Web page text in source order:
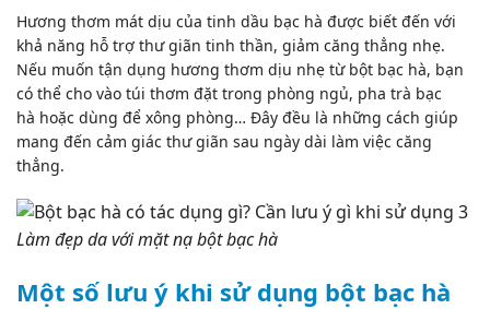
Hương thơm mát dịu của tinh dầu bạc hà được biết đến với
khả năng hỗ trợ thư giãn tinh thần, giảm căng thẳng nhẹ.
Nếu muốn tận dụng hương thơm dịu nhẹ từ bột bạc hà, bạn
có thể cho vào túi thơm đặt trong phòng ngủ, pha trà bạc
hà hoặc dùng để xông phòng… Đây đều là những cách giúp
mang đến cảm giác thư giãn sau ngày dài làm việc căng
thẳng.
Làm đẹp da với mặt nạ bột bạc hà
Một số lưu ý khi sử dụng bột bạc hà